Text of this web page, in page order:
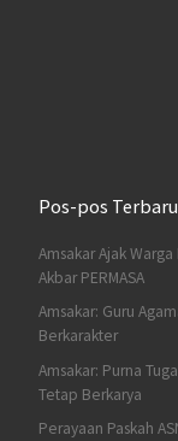
Pos-pos Terbaru
Amsakar Ajak
Akbar PERMASA
Amsakar: Guru
Berkarakter
Amsakar: Purna
Tetap Berkarya
Perayaan Paskah